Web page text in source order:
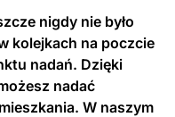
nigdy nie było
kolejkach na poczcie
nadań. Dzięki
nadać
W naszym